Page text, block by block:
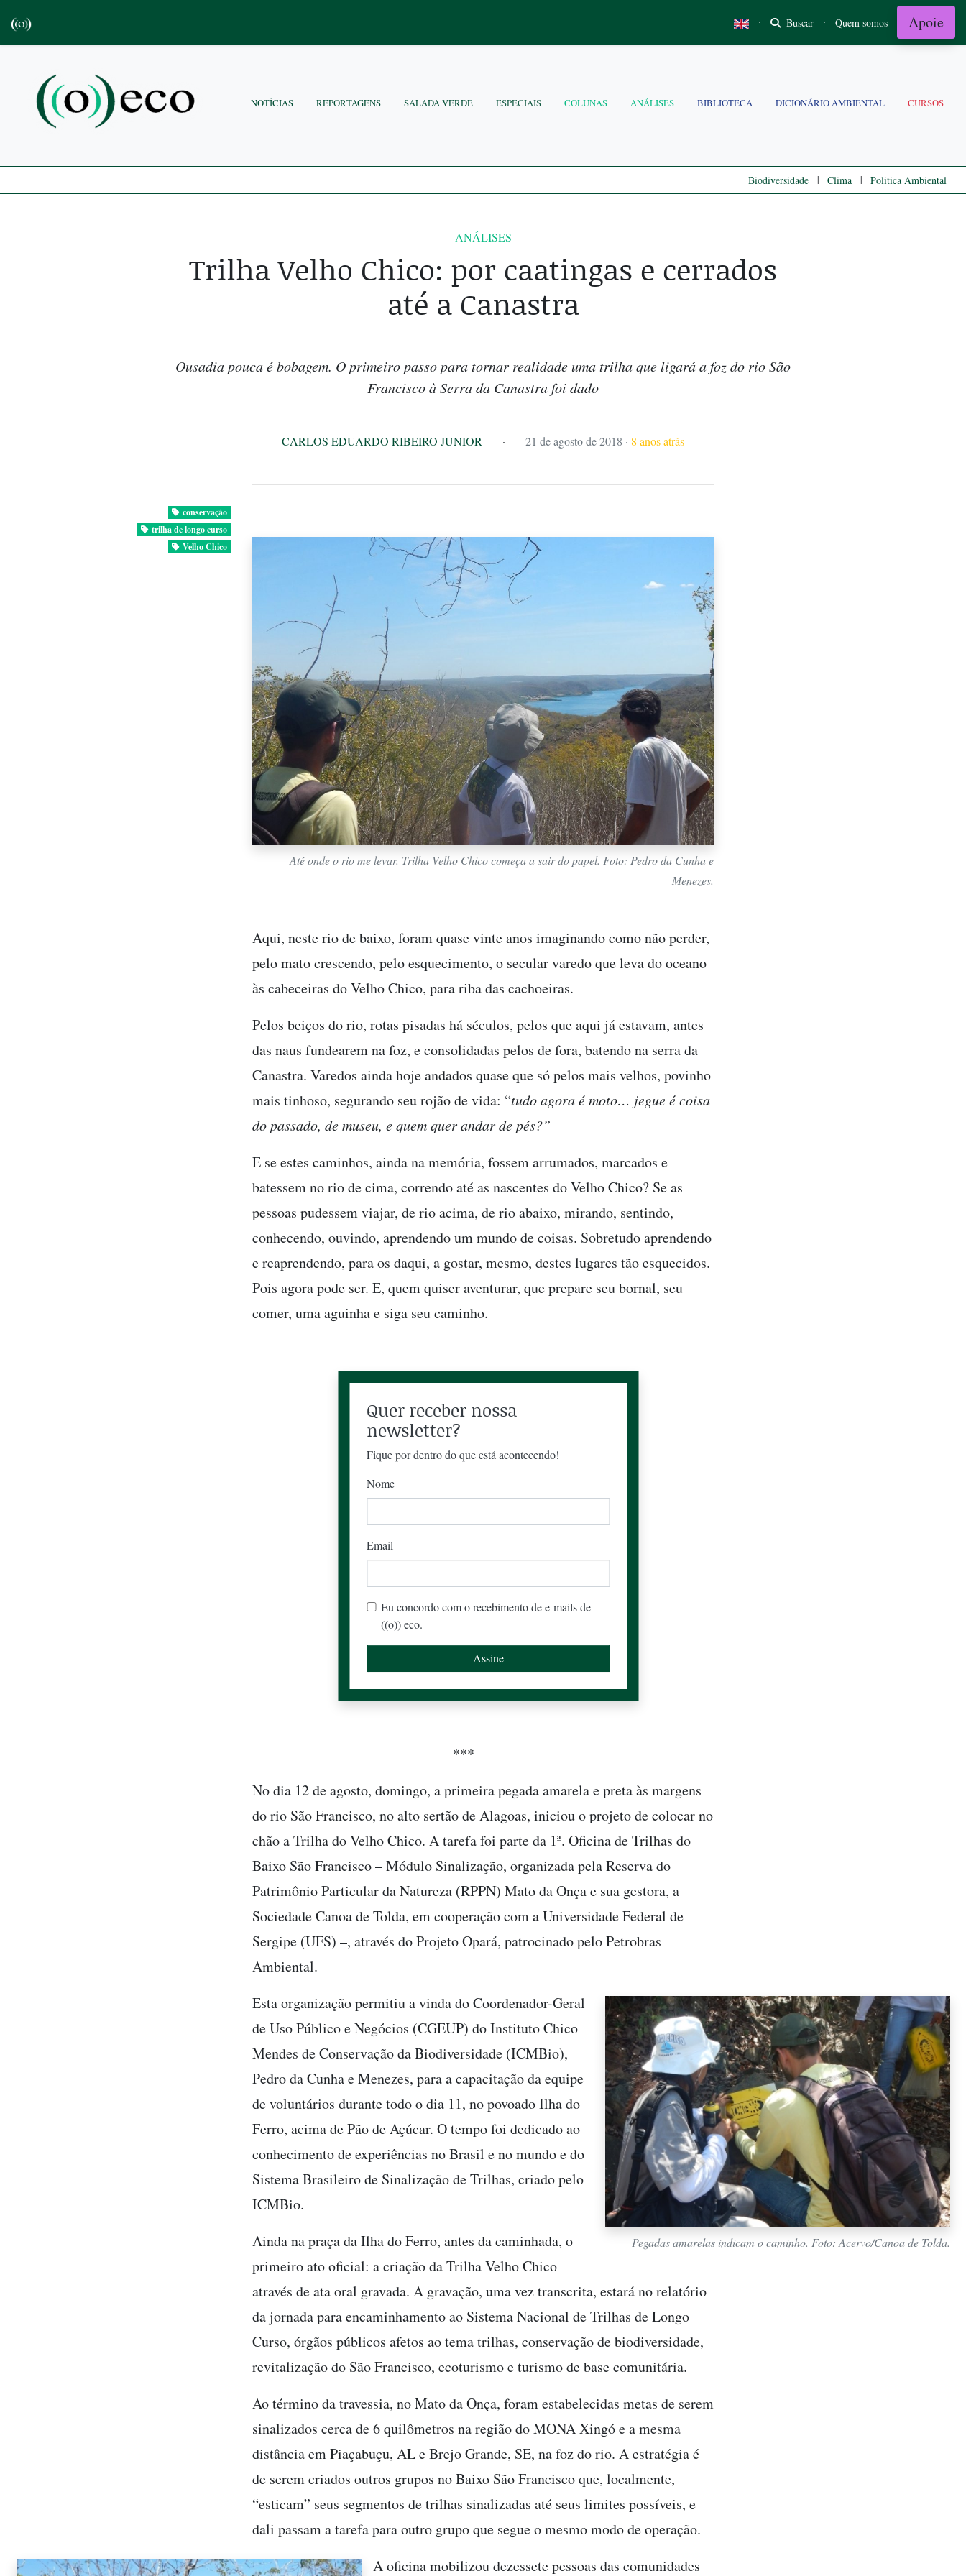
· Buscar · Quem somos Apoie
NOTÍCIAS REPORTAGENS SALADA VERDE ESPECIAIS COLUNAS ANÁLISES BIBLIOTECA DICIONÁRIO AMBIENTAL CURSOS
Biodiversidade | Clima | Politica Ambiental
ANÁLISES
Trilha Velho Chico: por caatingas e cerrados
até a Canastra
Ousadia pouca é bobagem. O primeiro passo para tornar realidade uma trilha que ligará a foz do rio São
Francisco à Serra da Canastra foi dado
CARLOS EDUARDO RIBEIRO JUNIOR · 21 de agosto de 2018 · 8 anos atrás
conservação
trilha de longo curso
Velho Chico
Até onde o rio me levar. Trilha Velho Chico começa a sair do papel. Foto: Pedro da Cunha e
Menezes.
Aqui, neste rio de baixo, foram quase vinte anos imaginando como não perder,
pelo mato crescendo, pelo esquecimento, o secular varedo que leva do oceano
às cabeceiras do Velho Chico, para riba das cachoeiras.
Pelos beiços do rio, rotas pisadas há séculos, pelos que aqui já estavam, antes
das naus fundearem na foz, e consolidadas pelos de fora, batendo na serra da
Canastra. Varedos ainda hoje andados quase que só pelos mais velhos, povinho
mais tinhoso, segurando seu rojão de vida: “tudo agora é moto… jegue écoisa
do passado, de museu, e quem quer andar de pés?”
E se estes caminhos, ainda na memória, fossem arrumados, marcados e
batessem no rio de cima, correndo até as nascentes do Velho Chico? Se as
pessoas pudessem viajar, de rio acima, de rio abaixo, mirando, sentindo,
conhecendo, ouvindo, aprendendo um mundo de coisas. Sobretudo aprendendo
e reaprendendo, para os daqui, a gostar, mesmo, destes lugares tão esquecidos.
Pois agora pode ser. E, quem quiser aventurar, que prepare seu bornal, seu
comer, uma aguinha e siga seu caminho.
Quer receber nossa
newsletter?
Fique por dentro do que está acontecendo!
Nome
Email
Eu concordo com o recebimento de e-mails de
((o)) eco.
***
No dia 12 de agosto, domingo, a primeira pegada amarela e preta às margens
do rio São Francisco, no alto sertão de Alagoas, iniciou o projeto de colocar no
chão a Trilha do Velho Chico. A tarefa foi parte da 1ª. Oficina de Trilhas do
Baixo São Francisco – Módulo Sinalização, organizada pela Reserva do
Patrimônio Particular da Natureza (RPPN) Mato da Onça e sua gestora, a
Sociedade Canoa de Tolda, em cooperação com a Universidade Federal de
Sergipe (UFS) –, através do Projeto Opará, patrocinado pelo Petrobras
Ambiental.
Pegadas amarelas indicam o caminho. Foto: Acervo/Canoa de Tolda.
Esta organização permitiu a vinda do Coordenador-Geral
de Uso Público e Negócios (CGEUP) do Instituto Chico
Mendes de Conservação da Biodiversidade (ICMBio),
Pedro da Cunha e Menezes, para a capacitação da equipe
de voluntários durante todo o dia 11, no povoado Ilha do
Ferro, acima de Pão de Açúcar. O tempo foi dedicado ao
conhecimento de experiências no Brasil e no mundo e do
Sistema Brasileiro de Sinalização de Trilhas, criado pelo
ICMBio.
Ainda na praça da Ilha do Ferro, antes da caminhada, o
primeiro ato oficial: a criação da Trilha Velho Chico
através de ata oral gravada. A gravação, uma vez transcrita, estará no relatório
da jornada para encaminhamento ao Sistema Nacional de Trilhas de Longo
Curso, órgãos públicos afetos ao tema trilhas, conservação de biodiversidade,
revitalização do São Francisco, ecoturismo e turismo de base comunitária.
Ao término da travessia, no Mato da Onça, foram estabelecidas metas de serem
sinalizados cerca de 6 quilômetros na região do MONA Xingó e a mesma
distância em Piaçabuçu, AL e Brejo Grande, SE, na foz do rio. A estratégia é
de serem criados outros grupos no Baixo São Francisco que, localmente,
“esticam” seus segmentos de trilhas sinalizadas até seus limites possíveis, e
dali passam a tarefa para outro grupo que segue o mesmo modo de operação.
A oficina mobilizou dezessete pessoas das comunidades